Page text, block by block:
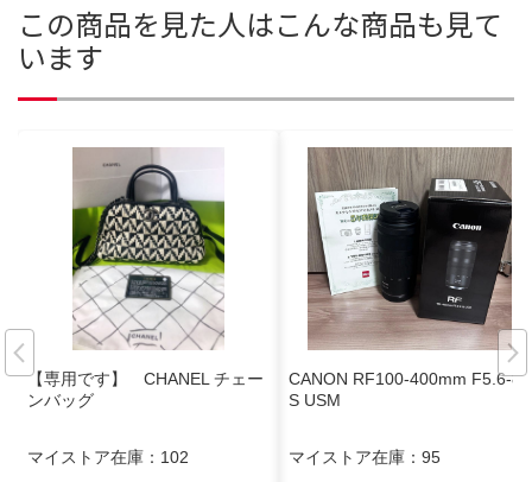
この商品を見た人はこんな商品も見て
います
【専用です】 CHANEL チェー
ンバッグ
マイストア在庫： 102
CANON RF100-400mm F5.6-8 I
S USM
マイストア在庫： 95